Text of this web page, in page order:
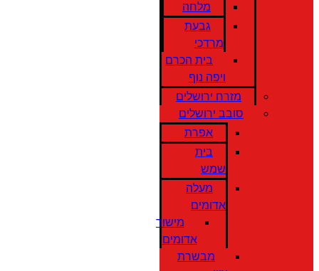
מלחה
גבעת
מרדכי
בית הכרם
ויפה נוף
מזרח ירושלים
סובב ירושלים
אפרת
בית
שמש
מעלה
אדומים
מישור
אדומים
מבשרת